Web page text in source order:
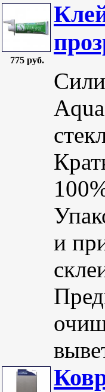
775 руб.
и